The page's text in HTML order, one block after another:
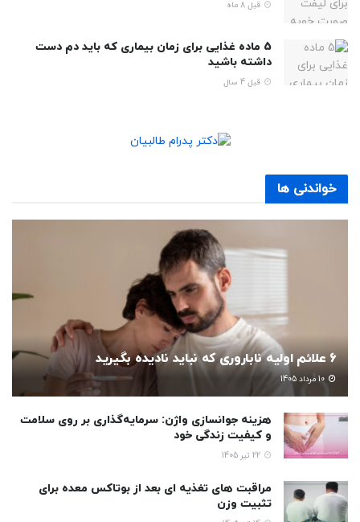
قبل 8 ماه
5 ماده غذایی برای زمان بیماری که باید دم دست
داشته باشید
قبل 4 سال
خواندنی ها
6 علائم اولیه ناباروری که نباید نادیده بگیرید
هزینه جوانسازی واژن: سرمایه‌گذاری بر روی سلامت
و کیفیت زندگی خود
مراقبت های تغذیه ای بعد از بوتاکس معده برای
تثبیت وزن